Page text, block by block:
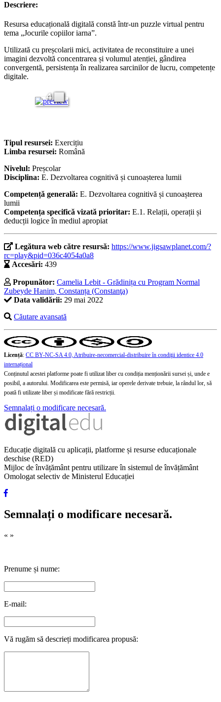
Descriere:
Resursa educațională digitală constă într-un puzzle virtual pentru
tema „Jocurile copiilor iarna”.
Utilizată cu preșcolarii mici, activitatea de reconstituire a unei
imagini dezvoltă concentrarea și volumul atenției, gândirea
convergentă, persistența în realizarea sarcinilor de lucru, competențe
digitale.
4
Tipul resursei: Exercițiu
Limba resursei: Română
Nivelul: Preșcolar
Disciplina: E. Dezvoltarea cognitivă și cunoașterea lumii
Competență generală: E. Dezvoltarea cognitivă și cunoașterea
lumii
Competența specifică vizată prioritar: E.1. Relații, operații și
deducții logice în mediul apropiat
Legătura web către resursă: https://www.jigsawplanet.com/?
rc=play&pid=036c4054a0a8
Accesări: 439
Propunător: Camelia Lebit - Grădinița cu Program Normal
Zubeyde Hanim, Constanța (Constanţa)
Data validării: 29 mai 2022
Căutare avansată
Licență: CC BY-NC-SA 4.0, Atribuire-necomercial-distribuire în condiţii identice 4.0
internațional
Conținutul acestei platforme poate fi utilizat liber cu condiția menționării sursei și, unde e
posibil, a autorului. Modificarea este permisă, iar operele derivate trebuie, la rândul lor, să
poată fi utilizate liber și modificate fără restricții.
Semnalați o modificare necesară.
Educație digitală cu aplicații, platforme și resurse educaționale
deschise (RED)
Mijloc de învățământ pentru utilizare în sistemul de învățământ
Omologat selectiv de Ministerul Educației
Semnalați o modificare necesară.
« »
Prenume și nume:
E-mail:
Vă rugăm să descrieți modificarea propusă: